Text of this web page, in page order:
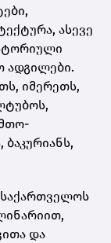
ასევე
ადგილები.
იმერეთს,
საქართველოს
და